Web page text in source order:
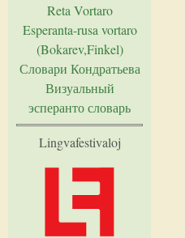
Reta Vortaro
Esperanta-rusa vortaro
(Bokarev,Finkel)
Словари Кондратьева
Визуальный
эсперанто словарь
Lingvafestivaloj